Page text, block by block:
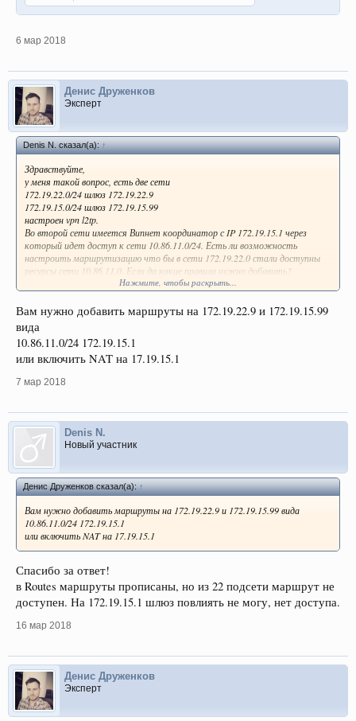
6 мар 2018
Денис Друженков
Эксперт
Denis N. сказал(а):↑
Здравствуйте,
у меня такой вопрос, есть две сети
172.19.22.0/24 шлюз 172.19.22.9
172.19.15.0/24 шлюз 172.19.15.99
настроен vpn l2tp.
Во второй сети имеется Випнет координатор с IP 172.19.15.1 через
который идет доступ к сети 10.86.11.0/24. Есть ли возможность
настроить маршрутизацию что бы в сети 172.19.22.0 стали доступны
ресурсы сети 10.86.11.0. Если да какие правила нужно добавить?
Нажмите, чтобы раскрыть...
Вам нужно добавить маршруты на 172.19.22.9 и 172.19.15.99
вида
10.86.11.0/24 172.19.15.1
или включить NAT на 17.19.15.1
7 мар 2018
Denis N.
Новый участник
Денис Друженков сказал(а):↑
Вам нужно добавить маршруты на 172.19.22.9 и 172.19.15.99 вида
10.86.11.0/24 172.19.15.1
или включить NAT на 17.19.15.1
Спасибо за ответ!
в Routes маршруты прописаны, но из 22 подсети маршрут не
доступен. На 172.19.15.1 шлюз повлиять не могу, нет доступа.
16 мар 2018
Денис Друженков
Эксперт